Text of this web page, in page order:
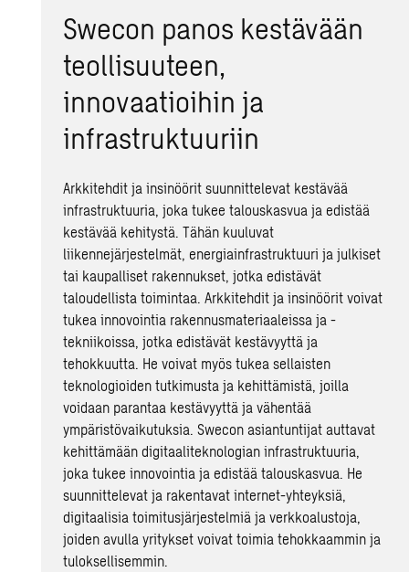
Swecon panos kestävään
teollisuuteen,
innovaatioihin ja
infrastruktuuriin
Arkkitehdit ja insinöörit suunnittelevat kestävää
infrastruktuuria, joka tukee talouskasvua ja edistää
kestävää kehitystä. Tähän kuuluvat
liikennejärjestelmät, energiainfrastruktuuri ja julkiset
tai kaupalliset rakennukset, jotka edistävät
taloudellista toimintaa. Arkkitehdit ja insinöörit voivat
tukea innovointia rakennusmateriaaleissa ja -
tekniikoissa, jotka edistävät kestävyyttä ja
tehokkuutta. He voivat myös tukea sellaisten
teknologioiden tutkimusta ja kehittämistä, joilla
voidaan parantaa kestävyyttä ja vähentää
ympäristövaikutuksia. Swecon asiantuntijat auttavat
kehittämään digitaaliteknologian infrastruktuuria,
joka tukee innovointia ja edistää talouskasvua. He
suunnittelevat ja rakentavat internet-yhteyksiä,
digitaalisia toimitusjärjestelmiä ja verkkoalustoja,
joiden avulla yritykset voivat toimia tehokkaammin ja
tuloksellisemmin.